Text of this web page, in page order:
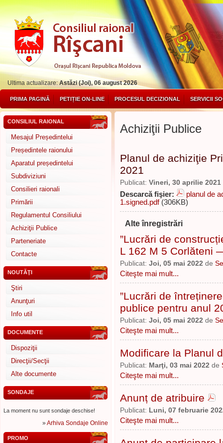
Ultima actualizare:Astăzi (Joi), 06 august 2026
PRIMA PAGINĂ PETIȚIE ON-LINE PROCESUL DECIZIONAL SERVICII
CONSILIUL RAIONAL
Mesajul Președintelui
Președintele raionului
Aparatul președintelui
Subdiviziuni
Consilieri raionali
Primării
Regulamentul Consiliului
Achiziţii Publice
Parteneriate
Contacte
NOUTĂŢI
Ştiri
Anunţuri
Info util
DOCUMENTE
Dispoziţii
Direcţii/Secţii
Alte documente
SONDAJE
La moment nu sunt sondaje deschise!
»Arhiva Sondaje Online
PROMO
Achiziţii Publice
Planul de achiziţie
2021
Publicat: Vineri, 30 aprilie 2021
Descarcă fişier:
planul de
1.signed.pdf(306KB)
Alte înregistrări
”Lucrări de
L 162 M 5 Corlăteni
Publicat: Joi, 05 mai 2022 de
Citeşte mai mult...
”Lucrări de
publice pentru anul
Publicat: Joi, 05 mai 2022 de
Citeşte mai mult...
Modificare la Planul
Publicat: Marţi, 03 mai 2022 de
Citeşte mai mult...
Anunț de atribuire
Publicat: Luni, 07 februarie
Citeşte mai mult...